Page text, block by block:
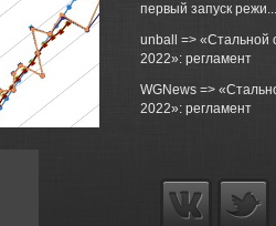
первый запуск режи...
unball => «Стальной
2022»: регламент
WGNews =>
2022»: регламент